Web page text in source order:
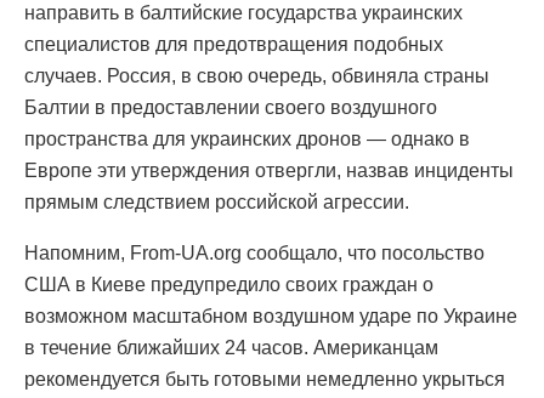
направить в балтийские государства украинских
специалистов для предотвращения подобных
случаев. Россия, в свою очередь, обвиняла страны
Балтии в предоставлении своего воздушного
пространства для украинских дронов — однако в
Европе эти утверждения отвергли, назвав инциденты
прямым следствием российской агрессии.
Напомним, From-UA.org сообщало, что посольство
США в Киеве предупредило своих граждан о
возможном масштабном воздушном ударе по Украине
в течение ближайших 24 часов. Американцам
рекомендуется быть готовыми немедленно укрыться